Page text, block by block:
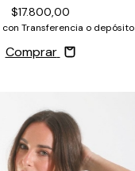
$17.800,00
con Transferencia o depósito
Comprar